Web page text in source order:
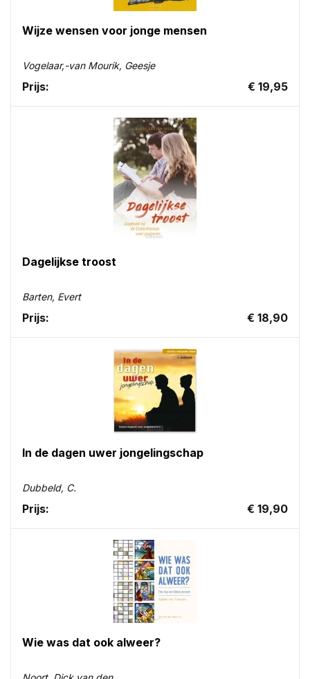
Wijze wensen voor jonge mensen
Vogelaar,-van Mourik, Geesje
Prijs: € 19,95
Dagelijkse troost
Barten, Evert
Prijs: € 18,90
In de dagen uwer jongelingschap
Dubbeld, C.
Prijs: € 19,90
Wie was dat ook alweer?